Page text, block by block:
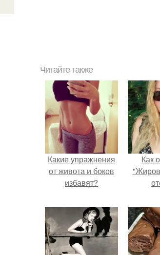
Читайте также
Какие упражнения
от живота и боков
избавят?
Как